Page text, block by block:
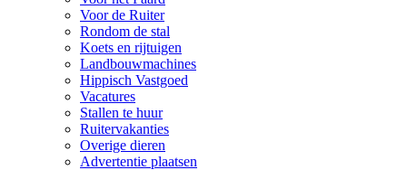
Voor de Ruiter
Rondom de stal
Koets en rijtuigen
Landbouwmachines
Hippisch Vastgoed
Vacatures
Stallen te huur
Ruitervakanties
Overige dieren
Advertentie plaatsen